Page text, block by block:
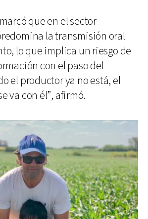
que en el sector
la transmisión oral
lo que implica un riesgo de
con el paso del
el productor ya no está, el
va con él”, afirmó.